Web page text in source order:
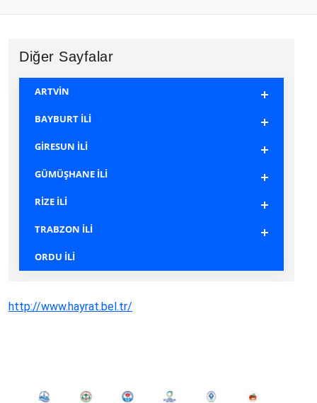
Diğer Sayfalar
ARTVİN
BAYBURT İLİ
GİRESUN İLİ
GÜMÜŞHANE İLİ
RİZE İLİ
TRABZON İLİ
ORDU İLİ
http://www.hayrat.bel.tr/